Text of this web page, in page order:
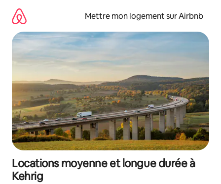
directement
contenu
Mettre mon logement sur Airbnb
Locations moyenne et longue durée à
Kehrig